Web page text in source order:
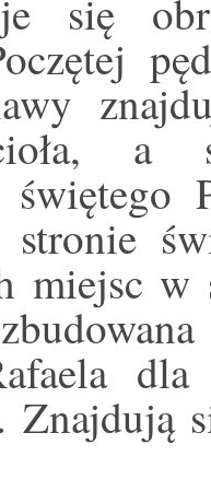
się
a
świętego
stronie
miejsc
Znajdują